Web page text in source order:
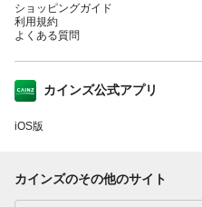
ショッピングガイド
利用規約
よくある質問
カインズ公式アプリ
iOS版
カインズのその他のサイト